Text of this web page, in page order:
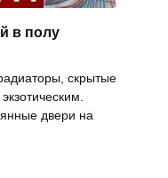
в полу
скрытые
двери на